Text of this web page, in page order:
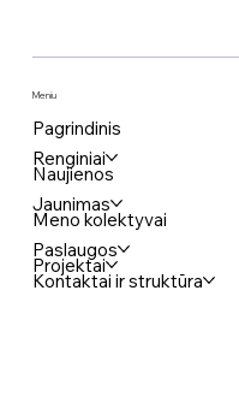
Meniu
Pagrindinis
Renginiai
Naujienos
Jaunimas
Meno kolektyvai
Paslaugos
Projektai
Kontaktai ir struktūra